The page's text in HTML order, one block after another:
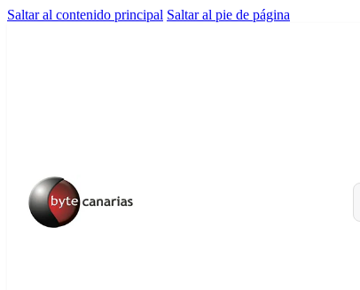
Saltar al contenido principal Saltar al pie de página